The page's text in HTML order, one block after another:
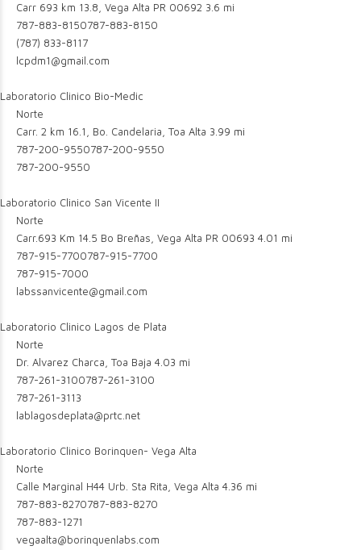
Carr 693 km 13.8, Vega Alta PR 00692 3.6 mi
787-883-8150787-883-8150
(787) 833-8117
lcpdm1@gmail.com
Laboratorio Clinico Bio-Medic
Norte
Carr. 2 km 16.1, Bo. Candelaria, Toa Alta 3.99 mi
787-200-9550787-200-9550
787-200-9550
Laboratorio Clinico San Vicente II
Norte
Carr.693 Km 14.5 Bo Breñas, Vega Alta PR 00693 4.01 mi
787-915-7700787-915-7700
787-915-7000
labssanvicente@gmail.com
Laboratorio Clinico Lagos de Plata
Norte
Dr. Alvarez Charca, Toa Baja 4.03 mi
787-261-3100787-261-3100
787-261-3113
lablagosdeplata@prtc.net
Laboratorio Clinico Borinquen- Vega Alta
Norte
Calle Marginal H44 Urb. Sta Rita, Vega Alta 4.36 mi
787-883-8270787-883-8270
787-883-1271
vegaalta@borinquenlabs.com